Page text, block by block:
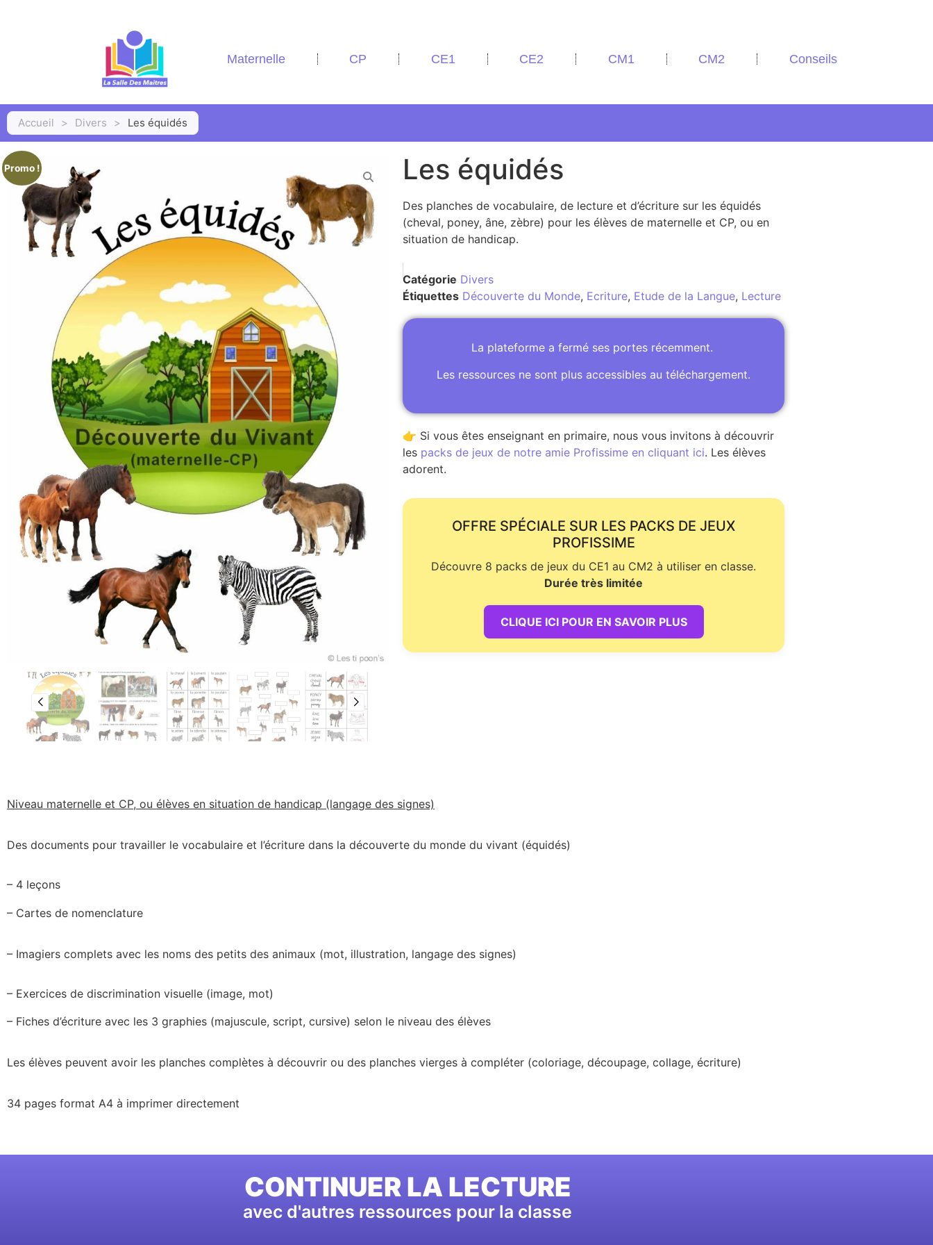
Maternelle CP CE1 CE2 CM1 CM2 Conseils
Accueil > Divers > Les équidés
Promo ! Les équidés
Des planches de vocabulaire, de lecture et d’écriture sur les équidés
(cheval, poney, âne, zèbre) pour les élèves de maternelle et CP, ou en
situation de handicap.
Catégorie Divers
Étiquettes Découverte du Monde, Ecriture, Etude de la Langue, Lecture
La plateforme a fermé ses portes récemment.
Les ressources ne sont plus accessibles au téléchargement.
👉 Si vous êtes enseignant en primaire, nous vous invitons à découvrir
les packs de jeux de notre amie Profissime en cliquant ici. Les élèves
adorent.
OFFRE SPÉCIALE SUR LES PACKS DE JEUX
PROFISSIME
Découvre 8 packs de jeux du CE1 au CM2 à utiliser en classe.
Durée très limitée
CLIQUE ICI POUR EN SAVOIR PLUS
Niveau maternelle et CP, ou élèves en situation de handicap (langage des signes)
Des documents pour travailler le vocabulaire et l’écriture dans la découverte du monde du vivant (équidés)
– 4 leçons
– Cartes de nomenclature
– Imagiers complets avec les noms des petits des animaux (mot, illustration, langage des signes)
– Exercices de discrimination visuelle (image, mot)
– Fiches d’écriture avec les 3 graphies (majuscule, script, cursive) selon le niveau des élèves
Les élèves peuvent avoir les planches complètes à découvrir ou des planches vierges à compléter (coloriage, découpage, collage, écriture)
34 pages format A4 à imprimer directement
CONTINUER LA LECTURE
avec d'autres ressources pour la classe